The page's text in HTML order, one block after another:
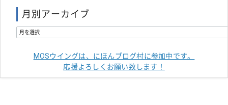
月別アーカイブ
MOSウイングは、にほんブログ村に参加中です。
応援よろしくお願い致します！